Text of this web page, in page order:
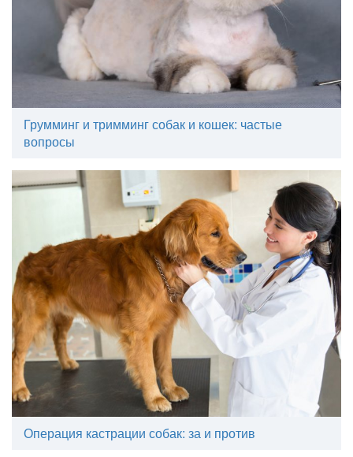
Грумминг и тримминг собак и кошек: частые
вопросы
Операция кастрации собак: за и против